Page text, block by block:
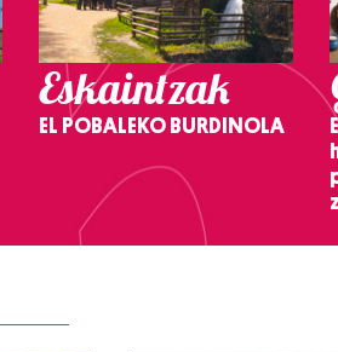
Eskaintzak
EL POBALEKO BURDINOLA